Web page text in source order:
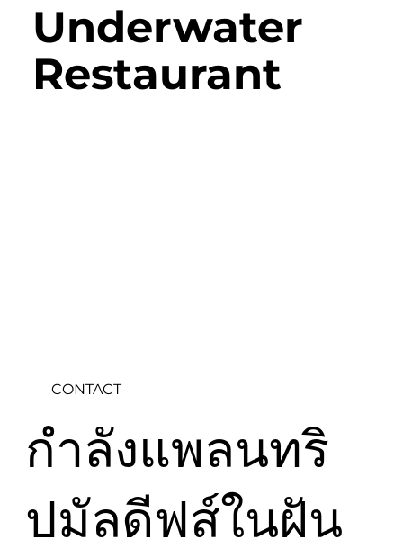
Underwater
Restaurant
CONTACT
กำลังแพลนทริ
ปมัลดีฟส์ในฝัน